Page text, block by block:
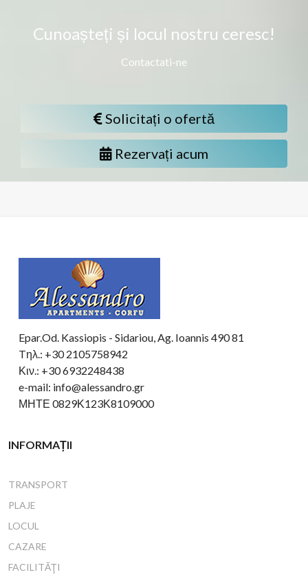
Cunoașteți și locul nostru ceresc!
Contactati-ne
Solicitați o ofertă
Rezervați acum
Epar.Od. Kassiopis - Sidariou, Ag. Ioannis 490 81
Tηλ.: +30 2105758942
Κιν.: +30 6932248438
e-mail: info@alessandro.gr
ΜΗΤΕ 0829Κ123Κ8109000
INFORMAȚII
TRANSPORT
PLAJE
LOCUL
CAZARE
FACILITĂŢI